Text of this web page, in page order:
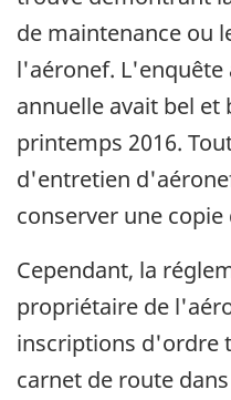
de maintenance ou
l'aéronef. L'enquête
annuelle avait bel et
printemps 2016.
d'entretien
conserver une
Cependant, la
propriétaire de
inscriptions d'ordre
carnet de route